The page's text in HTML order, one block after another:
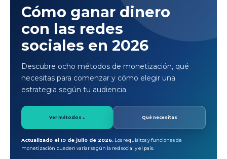
Cómo ganar dinero
con las redes
sociales en 2026
Descubre ocho métodos de monetización, qué
necesitas para comenzar y cómo elegir una
estrategia según tu audiencia.
Ver métodos ↓ Qué necesitas
Actualizado el 19 de julio de 2026. Los requisitos y funciones de
monetización pueden variar según la red social y el país.